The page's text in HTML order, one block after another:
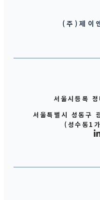
(주)제이
서울시등록
서울특별시 성동구
(성수동1